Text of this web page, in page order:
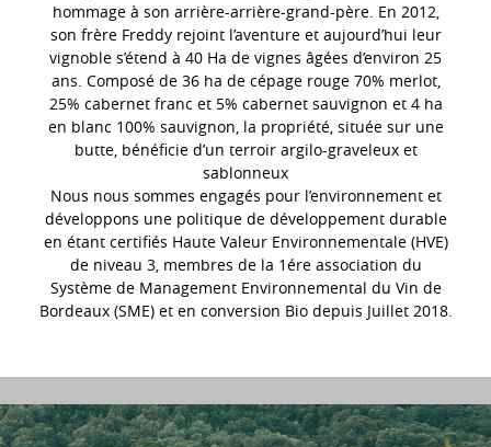
hommage à son arrière-arrière-grand-père. En 2012,
son frère Freddy rejoint l’aventure et aujourd’hui leur
vignoble s’étend à 40 Ha de vignes âgées d’environ 25
ans. Composé de 36 ha de cépage rouge 70% merlot,
25% cabernet franc et 5% cabernet sauvignon et 4 ha
en blanc 100% sauvignon, la propriété, située sur une
butte, bénéficie d’un terroir argilo-graveleux et
sablonneux
Nous nous sommes engagés pour l’environnement et
développons une politique de développement durable
en étant certifiés Haute Valeur Environnementale (HVE)
de niveau 3, membres de la 1ére association du
Système de Management Environnemental du Vin de
Bordeaux (SME) et en conversion Bio depuis Juillet 2018.